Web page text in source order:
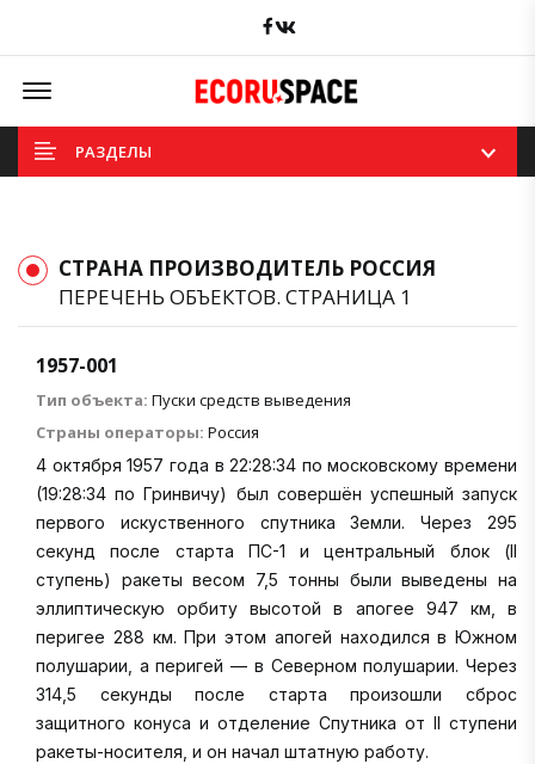
Facebook
Offcanvas Menu Open
РАЗДЕЛЫ
СТРАНА ПРОИЗВОДИТЕЛЬ РОССИЯ
ПЕРЕЧЕНЬ ОБЪЕКТОВ. СТРАНИЦА 1
1957-001
Тип объекта: Пуски средств выведения
Страны операторы: Россия
4 октября 1957 года в 22:28:34 по московскому времени
(19:28:34 по Гринвичу) был совершён успешный запуск
первого искуственного спутника Земли. Через 295
секунд после старта ПС-1 и центральный блок (II
ступень) ракеты весом 7,5 тонны были выведены на
эллиптическую орбиту высотой в апогее 947 км, в
перигее 288 км. При этом апогей находился в Южном
полушарии, а перигей — в Северном полушарии. Через
314,5 секунды после старта произошли сброс
защитного конуса и отделение Спутника от II ступени
ракеты-носителя, и он начал штатную работу.